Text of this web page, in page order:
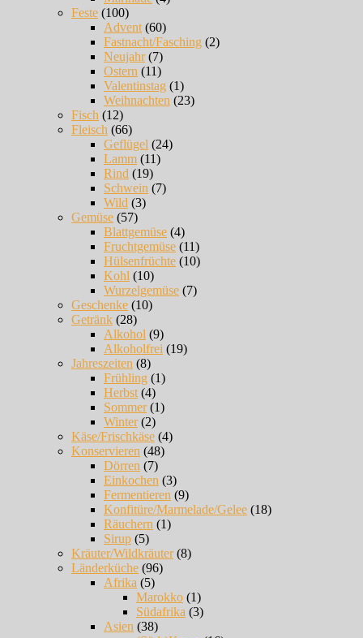
Feste (100)
Advent (60)
Fastnacht/Fasching (2)
Neujahr(7)
Ostern (11)
Valentinstag (1)
Weihnachten (23)
Fisch (12)
Fleisch (66)
Geflügel (24)
Lamm (11)
Rind (19)
Schwein (7)
Wild (3)
Gemüse (57)
Blattgemüse (4)
Fruchtgemüse (11)
Hülsenfrüchte (10)
Kohl (10)
Wurzelgemüse (7)
Geschenke (10)
Getränk (28)
Alkohol (9)
Alkoholfrei (19)
Jahreszeiten (8)
Frühling (1)
Herbst (4)
Sommer(1)
Winter(2)
Käse/Frischkäse (4)
Konservieren (48)
Dörren (7)
Einkochen (3)
Fermentieren (9)
Konfitüre/Marmelade/Gelee (18)
Räuchern (1)
Sirup (5)
Kräuter/Wildkräuter(8)
Länderküche (96)
Afrika (5)
Marokko (1)
Südafrika (3)
Asien (38)